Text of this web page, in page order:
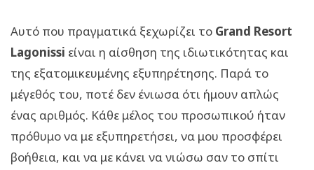
Αυτό που πραγματικά ξεχωρίζει το Grand Resort
Lagonissi είναι η αίσθηση της ιδιωτικότητας και
της εξατομικευμένης εξυπηρέτησης. Παρά το
μέγεθός του, ποτέ δεν ένιωσα ότι ήμουν απλώς
ένας αριθμός. Κάθε μέλος του προσωπικού ήταν
πρόθυμο να με εξυπηρετήσει, να μου προσφέρει
βοήθεια, και να με κάνει να νιώσω σαν το σπίτι